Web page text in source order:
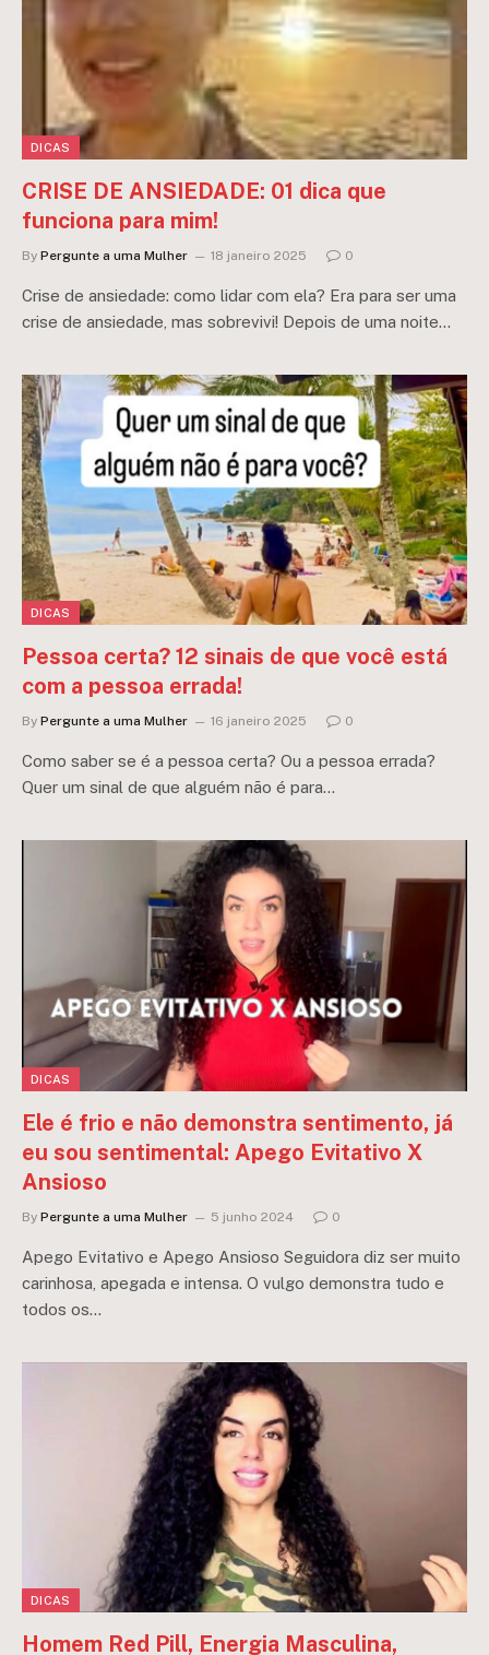
DICAS
CRISE DE ANSIEDADE: 01 dica que
funciona para mim!
By Pergunte a uma Mulher 18 janeiro 2025 0
Crise de ansiedade: como lidar com ela? Era para ser uma
crise de ansiedade, mas sobrevivi! Depois de uma noite…
DICAS
Pessoa certa? 12 sinais de que você está
com a pessoa errada!
By Pergunte a uma Mulher 16 janeiro 2025 0
Como saber se é a pessoa certa? Ou a pessoa errada?
Quer um sinal de que alguém não é para…
DICAS
Ele é frio e não demonstra sentimento, já
eu sou sentimental: Apego Evitativo X
Ansioso
By Pergunte a uma Mulher 5 junho 2024 0
Apego Evitativo e Apego Ansioso Seguidora diz ser muito
carinhosa, apegada e intensa. O vulgo demonstra tudo e
todos os…
DICAS
Homem Red Pill, Energia Masculina,